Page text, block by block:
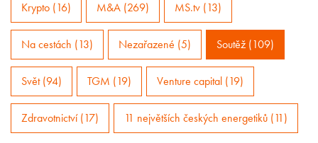
Krypto (16) M&A (269) MS.tv (13)
Na cestách (13) Nezařazené (5) Soutěž (109)
Svět (94) TGM (19) Venture capital (19)
Zdravotnictví (17) 11 největších českých energetiků (11)